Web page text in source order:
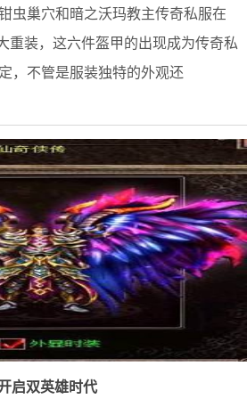
虫巢穴和暗之沃玛教主传奇私服在
重装，这六件盔甲的出现成为传奇私
，不管是服装独特的外观还
启双英雄时代